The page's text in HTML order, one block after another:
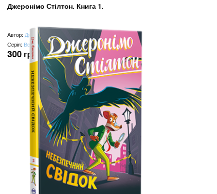
Джеронімо Стілтон. Книга 1.
Автор: Джеронімо Стілтон
Серія: Веселі історії
300 грн